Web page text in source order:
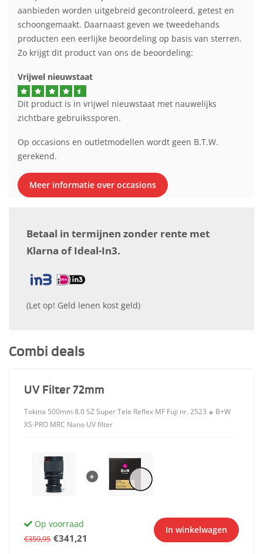
aanbieden worden uitgebreid gecontroleerd, getest en
schoongemaakt. Daarnaast geven we tweedehands
producten een eerlijke beoordeling op basis van sterren.
Zo krijgt dit product van ons de beoordeling:
Vrijwel nieuwstaat
Dit product is in vrijwel nieuwstaat met nauwelijks
zichtbare gebruikssporen.
Op occasions en outletmodellen wordt geen B.T.W.
gerekend.
Meer informatie over occasions
Betaal in termijnen zonder rente met
Klarna of Ideal-In3.
(Let op! Geld lenen kost geld)
Combi deals
UV Filter 72mm
Tokina 500mm 8.0 SZ Super Tele Reflex MF Fuji nr. 2523
B+W
XS-PRO MRC Nano UV filter
Op voorraad
€359,95 €341,21
In winkelwagen